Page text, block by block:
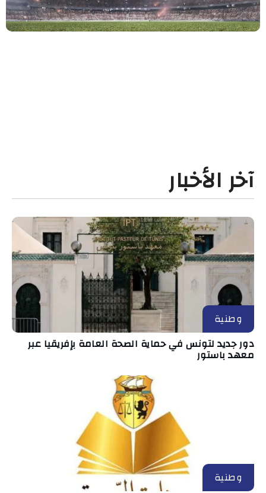
آخر الأخبار
وطنية
دور جديد لتونس في حماية الصحة العامة بإفريقيا عبر
معهد باستور
وطنية